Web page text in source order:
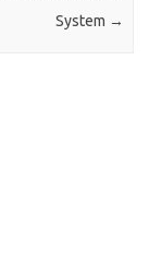
System →